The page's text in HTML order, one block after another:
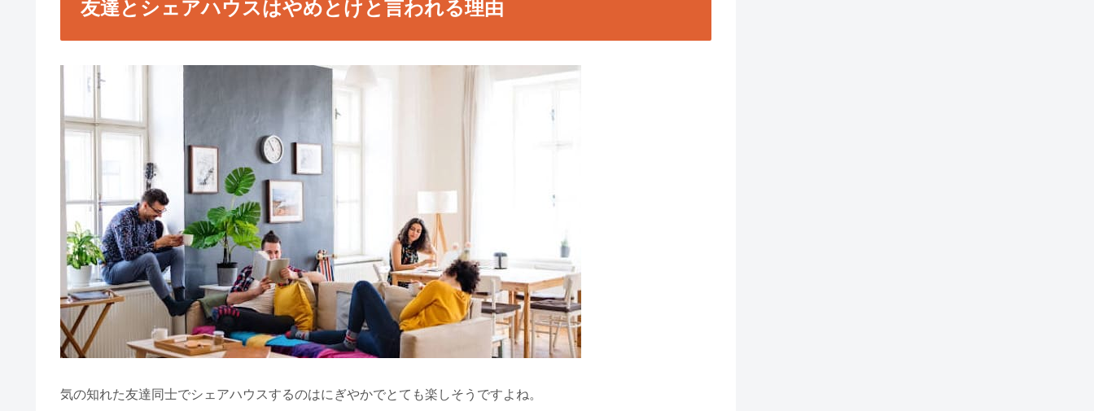
友達とシェアハウスはやめとけと言われる理由
気の知れた友達同士でシェアハウスするのはにぎやかでとても楽しそうですよね。